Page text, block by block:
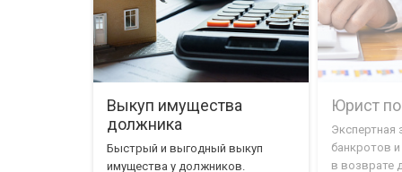
Выкуп имущества
должника
Быстрый и выгодный выкуп
имущества у должников.
Юрист по
Экспертная
банкротов
в возврате